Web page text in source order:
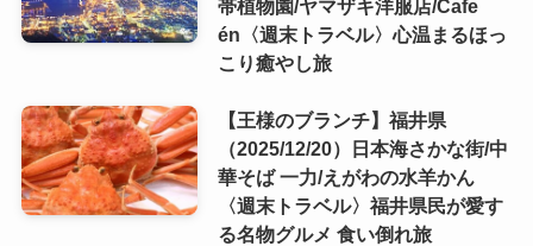
帯植物園/ヤマザキ洋服店/Cafe
én〈週末トラベル〉心温まるほっ
こり癒やし旅
【王様のブランチ】福井県
（2025/12/20）日本海さかな街/中
華そば 一力/えがわの水羊かん
〈週末トラベル〉福井県民が愛す
る名物グルメ 食い倒れ旅